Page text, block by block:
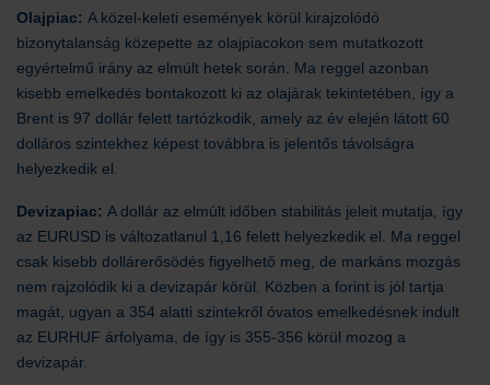
Olajpiac: A közel-keleti események körül kirajzolódó
bizonytalanság közepette az olajpiacokon sem mutatkozott
egyértelmű irány az elmúlt hetek során. Ma reggel azonban
kisebb emelkedés bontakozott ki az olajárak tekintetében, így a
Brent is 97 dollár felett tartózkodik, amely az év elején látott 60
dolláros szintekhez képest továbbra is jelentős távolságra
helyezkedik el.
Devizapiac: A dollár az elmúlt időben stabilitás jeleit mutatja, így
az EURUSD is változatlanul 1,16 felett helyezkedik el. Ma reggel
csak kisebb dollárerősödés figyelhető meg, de markáns mozgás
nem rajzolódik ki a devizapár körül. Közben a forint is jól tartja
magát, ugyan a 354 alatti szintekről óvatos emelkedésnek indult
az EURHUF árfolyama, de így is 355-356 körül mozog a
devizapár.